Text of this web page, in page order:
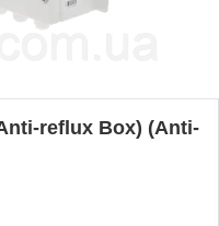
reflux Box) (Anti-